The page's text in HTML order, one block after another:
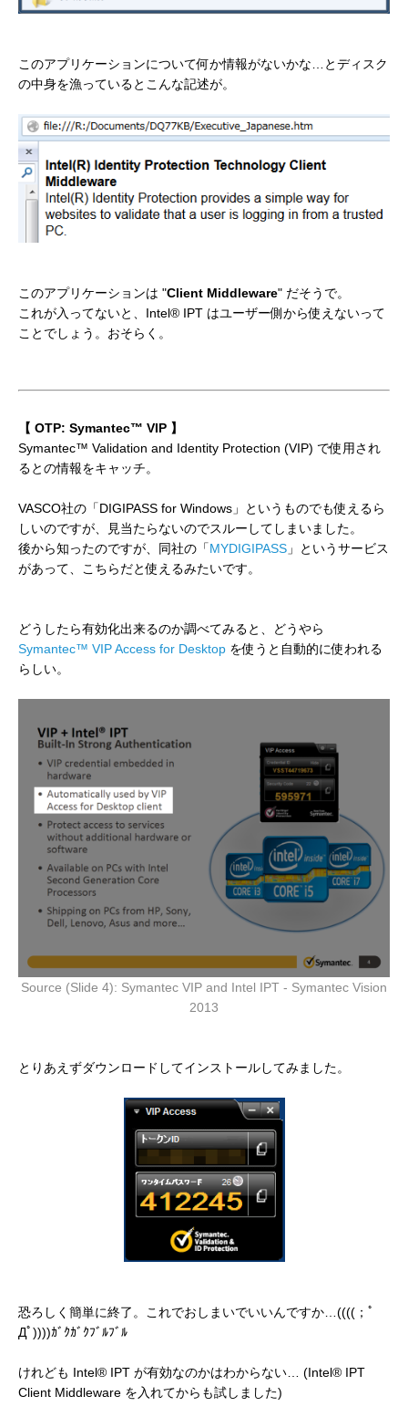
このアプリケーションについて何か情報がないかな…とディスク
の中身を漁っているとこんな記述が。
このアプリケーションは "Client Middleware" だそうで。
これが入ってないと、Intel® IPT はユーザー側から使えないって
ことでしょう。おそらく。
【 OTP: Symantec™ VIP 】
Symantec™ Validation and Identity Protection (VIP) で使用され
るとの情報をキャッチ。
VASCO社の「DIGIPASS for Windows」というものでも使えるら
しいのですが、見当たらないのでスルーしてしまいました。
後から知ったのですが、同社の「MYDIGIPASS 」というサービス
があって、こちらだと使えるみたいです。
どうしたら有効化出来るのか調べてみると、どうやら
Symantec™ VIP Access for Desktop を使うと自動的に使われる
らしい。
Source (Slide 4): Symantec VIP and Intel IPT - Symantec Vision
2013
とりあえずダウンロードしてインストールしてみました。
恐ろしく簡単に終了。これでおしまいでいいんですか…((((；ﾟ
Дﾟ))))ｶﾞｸｶﾞｸﾌﾞﾙﾌﾞﾙ
けれども Intel® IPT が有効なのかはわからない… (Intel® IPT
Client Middleware を入れてからも試しました)